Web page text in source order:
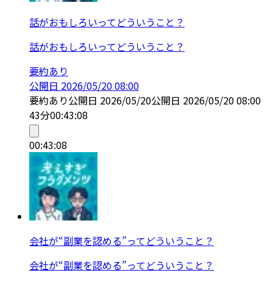
話がおもしろいってどういうこと？
話がおもしろいってどういうこと？
要約あり
公開日 2026/05/20 08:00
要約あり公開日 2026/05/20公開日 2026/05/20 08:00
43分00:43:08
00:43:08
会社が“副業を認める”ってどういうこと？
会社が“副業を認める”ってどういうこと？